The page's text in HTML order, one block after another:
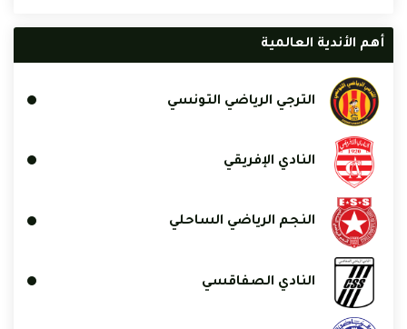
أهم الأندية العالمية
الترجي الرياضي التونسي
النادي الإفريقي
النجم الرياضي الساحلي
النادي الصفاقسي